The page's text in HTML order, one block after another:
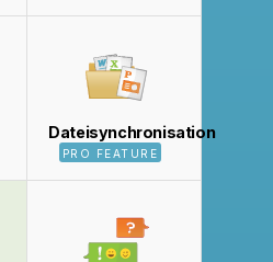
Dateisynchronisation
PRO FEATURE